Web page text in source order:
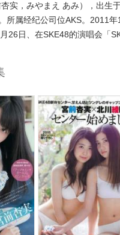
实，みやまえ あみ），出生
所属经纪公司位AKS。2011
26日、在SKE48的演唱会「